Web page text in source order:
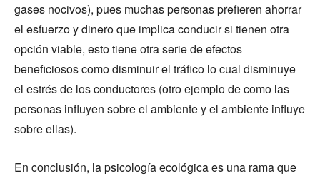
gases nocivos), pues muchas personas prefieren ahorrar
el esfuerzo y dinero que implica conducir si tienen otra
opción viable, esto tiene otra serie de efectos
beneficiosos como disminuir el tráfico lo cual disminuye
el estrés de los conductores (otro ejemplo de como las
personas influyen sobre el ambiente y el ambiente influye
sobre ellas).
En conclusión, la psicología ecológica es una rama que